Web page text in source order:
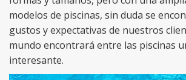
modelos de piscinas, sin duda se
gustos y expectativas de nuestros
mundo encontrará entre las piscinas
interesante.